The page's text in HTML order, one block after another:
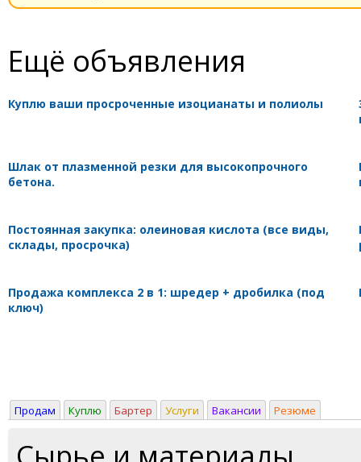
Ещё объявления
Куплю ваши просроченные изоцианаты и полиолы
Шлак от плазменной резки для высокопрочного
бетона.
Постоянная закупка: олеиновая кислота (все виды,
склады, просрочка)
Продажа комплекса 2 в 1: шредер + дробилка (под
ключ)
Продам Куплю Бартер Услуги Вакансии Резюме